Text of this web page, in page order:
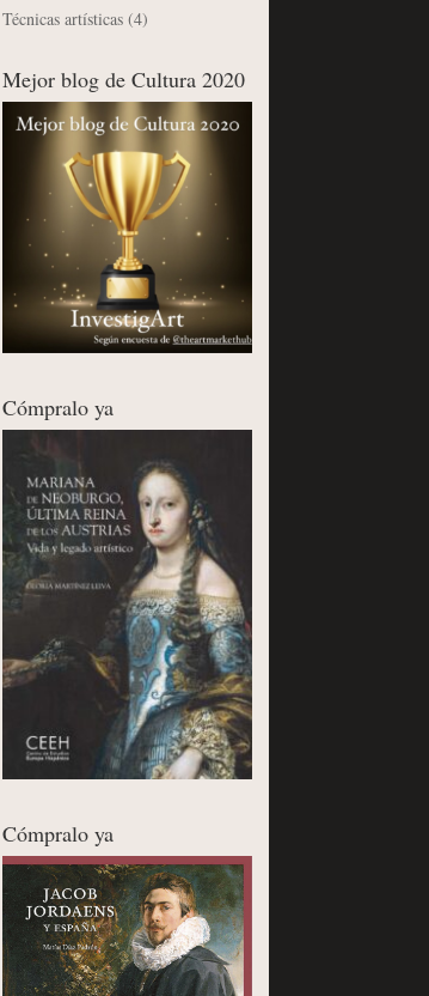
Técnicas artísticas (4)
Mejor blog de Cultura 2020
Cómpralo ya
Cómpralo ya